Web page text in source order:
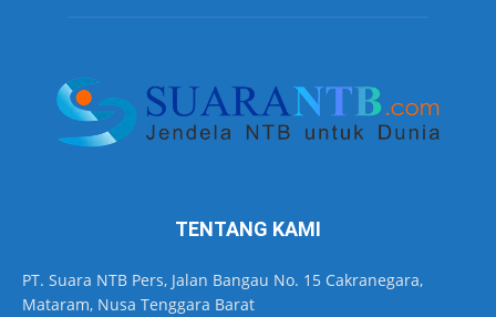
TENTANG KAMI
PT. Suara NTB Pers, Jalan Bangau No. 15 Cakranegara,
Mataram, Nusa Tenggara Barat